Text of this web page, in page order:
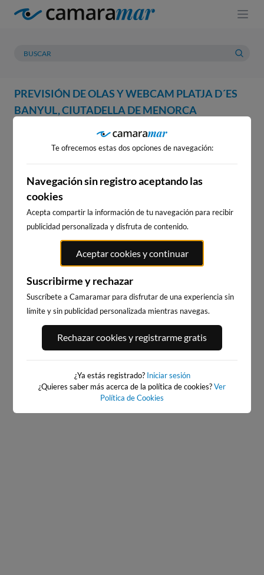
PREVISIÓN DE OLAS Y WEBCAM PLATJA D´ES
BANYUL, CIUTADELLA DE MENORCA
PREVISIÓN METEOROLOGÍA
WEBCAM PLATJA D´ES BANYUL,
CIUTADELLA DE MENORCA
WEBCAMS CERCANAS
PORT ANDRATX
135km · Andratx
PLAYA EL MASNOU
0.1 m CHOPI
Te ofrecemos estas dos opciones de navegación:
Navegación sin registro aceptando las
cookies
Acepta compartir la información de tu navegación para recibir
publicidad personalizada y disfruta de contenido.
Aceptar cookies y continuar
Suscribirme y rechazar
Suscríbete a Camaramar para disfrutar de una experiencia sin
límite y sin publicidad personalizada mientras navegas.
Rechazar cookies y registrarme gratis
¿Ya estás registrado? Iniciar sesión
¿Quieres saber más acerca de la política de cookies?Ver
Política de Cookies